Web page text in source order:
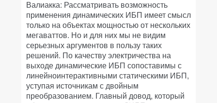
Валиакка: Рассматривать возможность
применения динамических ИБП имеет смысл
только на объектах мощностью от нескольких
мегаваттов. Но и для них мы не видим
серьезных аргументов в пользу таких
решений. По качеству электричества на
выходе динамические ИБП сопоставимы с
линейноинтерактивными статическими ИБП,
уступая источникам с двойным
преобразованием. Главный довод, который